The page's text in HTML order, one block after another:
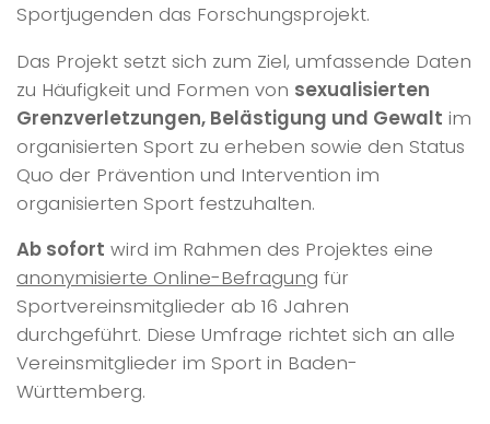
Sportjugenden das Forschungsprojekt.
Das Projekt setzt sich zum Ziel, umfassende Daten
zu Häufigkeit und Formen von sexualisierten
Grenzverletzungen, Belästigung und Gewalt im
organisierten Sport zu erheben sowie den Status
Quo der Prävention und Intervention im
organisierten Sport festzuhalten.
Ab sofort wird im Rahmen des Projektes eine
anonymisierte Online-Befragung für
Sportvereinsmitglieder ab 16 Jahren
durchgeführt. Diese Umfrage richtet sich an alle
Vereinsmitglieder im Sport in Baden-
Württemberg.